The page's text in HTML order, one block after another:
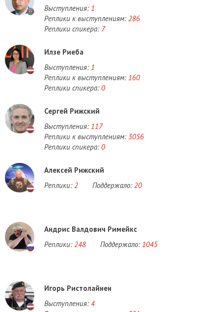
Выступления: 1
Реплики к выступлениям: 286
Реплики спикера: 7
Илзе Риеба
Выступления: 1
Реплики к выступлениям: 160
Реплики спикера: 0
Сергей Рижский
Выступления: 117
Реплики к выступлениям: 3056
Реплики спикера: 0
Алексей Рижский
Реплики: 2 Поддержало: 20
Андрис Валдович Римейкс
Реплики: 248 Поддержало: 1045
Игорь Ристолайнен
Выступления: 4